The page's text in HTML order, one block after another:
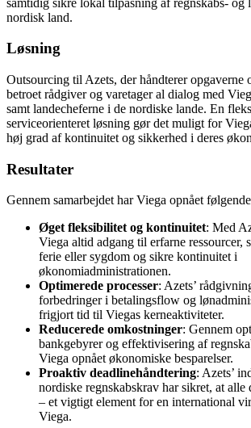
nordisk land.
Løsning
Outsourcing til Azets, der håndterer opgaverne
betroet rådgiver og varetager al dialog med
samt landecheferne i de nordiske lande. En
serviceorienteret løsning gør det muligt for
høj grad af kontinuitet og sikkerhed i deres
Resultater
Gennem samarbejdet har Viega opnået
Øget fleksibilitet og kontinuitet: Med
Viega altid adgang til erfarne ressourcer,
ferie eller sygdom og sikre kontinuitet i
økonomiadministrationen.
Optimerede processer: Azets’
forbedringer i betalingsflow og
frigjort tid til Viegas kerneaktiviteter.
Reducerede omkostninger: Gennem
bankgebyrer og effektivisering af
Viega opnået økonomiske besparelser.
Proaktiv deadlinehåndtering: Azets’
nordiske regnskabskrav har sikret, at alle
– et vigtigt element for en international
Viega.